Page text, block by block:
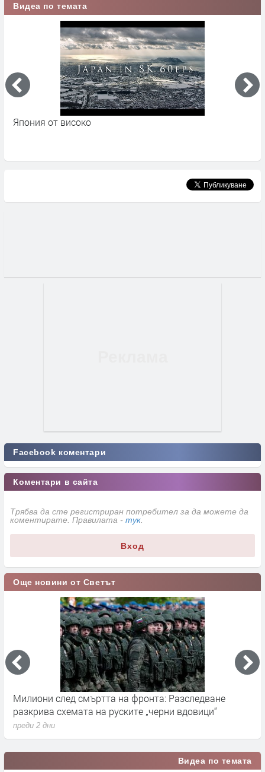
Видеа по темата
Япония от високо
Facebook коментари
Коментари в сайта
Трябва да сте регистриран потребител за да можете да
коментирате. Правилата - тук
Вход
Още новини от Светът
Милиони след смъртта на фронта: Разследване
разкрива схемата на руските „черни вдовици“
преди 2 дни
Видеа по темата